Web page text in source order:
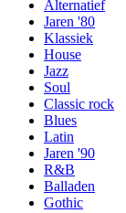
Alternatief
Jaren '80
Klassiek
House
Jazz
Soul
Classic rock
Blues
Latin
Jaren '90
R&B
Balladen
Gothic